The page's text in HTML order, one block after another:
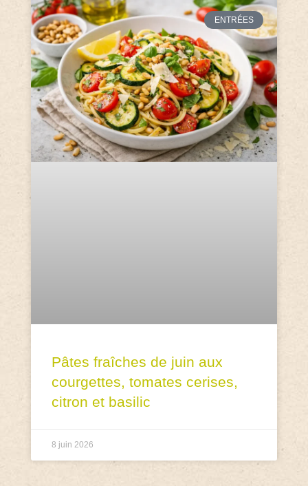
ENTRÉES
Pâtes fraîches de juin aux
courgettes, tomates cerises,
citron et basilic
8 juin 2026